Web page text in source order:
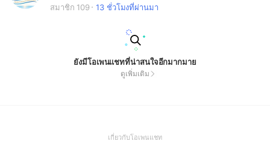
สมาชิก 109
13 ชั่วโมงที่ผ่านมา
ยังมีโอเพนแชทที่น่าสนใจอีกมากมาย
ดูเพิ่มเติม
เกี่ยวกับโอเพนแชท(Open